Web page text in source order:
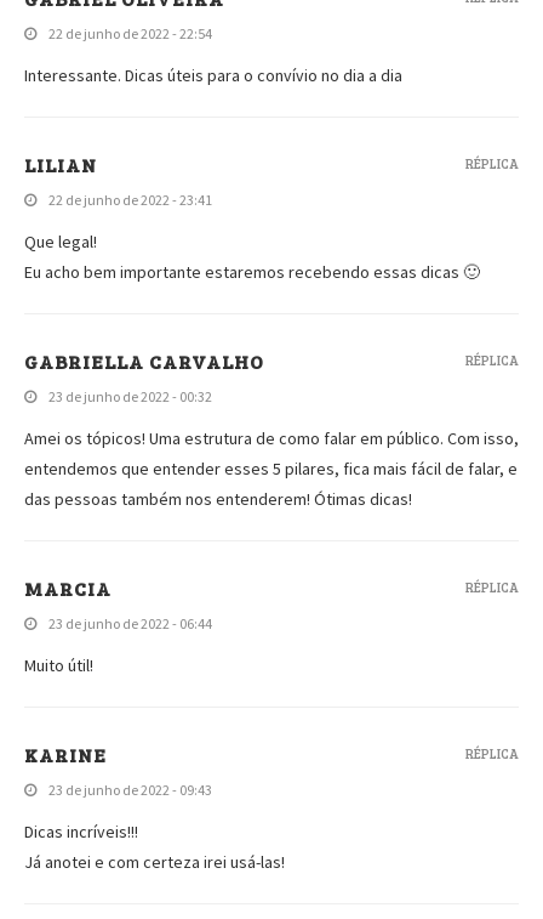
22 de junho de 2022 - 22:54
Interessante. Dicas úteis para o convívio no dia a dia
LILIAN
22 de junho de 2022 - 23:41
Que legal!
Eu acho bem importante estaremos recebendo essas dicas 🙂
RÉPLICA
GABRIELLA CARVALHO
23 de junho de 2022 - 00:32
Amei os tópicos! Uma estrutura de como falar em público. Com isso,
entendemos que entender esses 5 pilares, fica mais fácil de falar, e
das pessoas também nos entenderem! Ótimas dicas!
RÉPLICA
MARCIA
23 de junho de 2022 - 06:44
Muito útil!
RÉPLICA
KARINE
23 de junho de 2022 - 09:43
Dicas incríveis!!!
Já anotei e com certeza irei usá-las!
RÉPLICA